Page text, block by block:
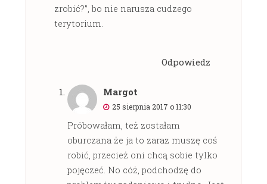
zrobić?”, bo nie narusza cudzego
terytorium.
Odpowiedz
Margot
25 sierpnia 2017 o 11:30
Próbowałam, też zostałam
oburczana że ja to zaraz muszę coś
robić, przecież oni chcą sobie tylko
pojęczeć. No cóż, podchodzę do